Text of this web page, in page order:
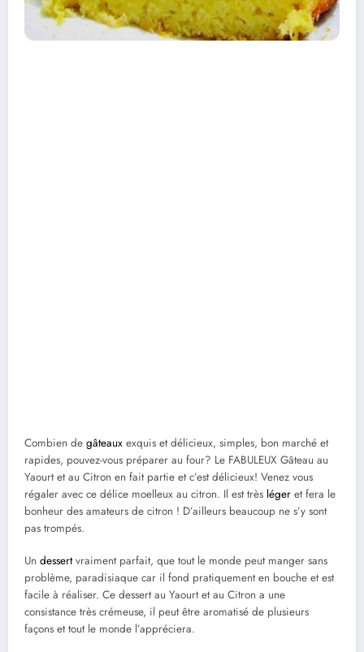
Combien de gâteaux exquis et délicieux, simples, bon marché et
rapides, pouvez-vous préparer au four? Le FABULEUX Gâteau au
Yaourt et au Citron en fait partie et c’est délicieux! Venez vous
régaler avec ce délice moelleux au citron. Il est très léger et fera le
bonheur des amateurs de citron ! D’ailleurs beaucoup ne s’y sont
pas trompés.
Un dessertvraiment parfait, que tout le monde peut manger sans
problème, paradisiaque car il fond pratiquement en bouche et est
facile à réaliser. Ce dessert au Yaourt et au Citron a une
consistance très crémeuse, il peut être aromatisé de plusieurs
façons et tout le monde l’appréciera.